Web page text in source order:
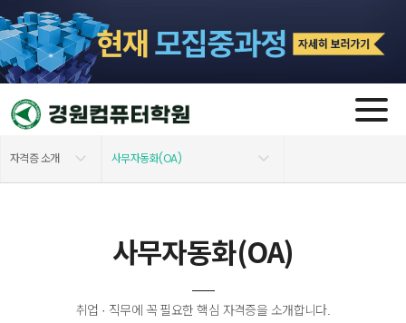
자격증 소개 사무자동화(OA)
3D프린팅
전산회계/전산세무
사무자동화(OA)
취업 · 직무에 꼭 필요한 핵심 자격증을 소개합니다.